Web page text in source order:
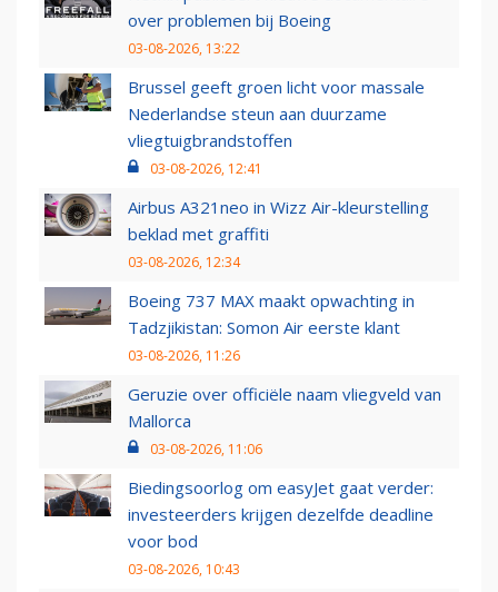
over problemen bij Boeing
03-08-2026, 13:22
Brussel geeft groen licht voor massale
Nederlandse steun aan duurzame
vliegtuigbrandstoffen
03-08-2026, 12:41
Airbus A321neo in Wizz Air-kleurstelling
beklad met graffiti
03-08-2026, 12:34
Boeing 737 MAX maakt opwachting in
Tadzjikistan: Somon Air eerste klant
03-08-2026, 11:26
Geruzie over officiële naam vliegveld van
Mallorca
03-08-2026, 11:06
Biedingsoorlog om easyJet gaat verder:
investeerders krijgen dezelfde deadline
voor bod
03-08-2026, 10:43